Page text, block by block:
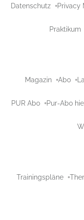
Datenschutz Privacy
Praktikum
Magazin Abo
PUR Abo Pur-Abo
Trainingspläne